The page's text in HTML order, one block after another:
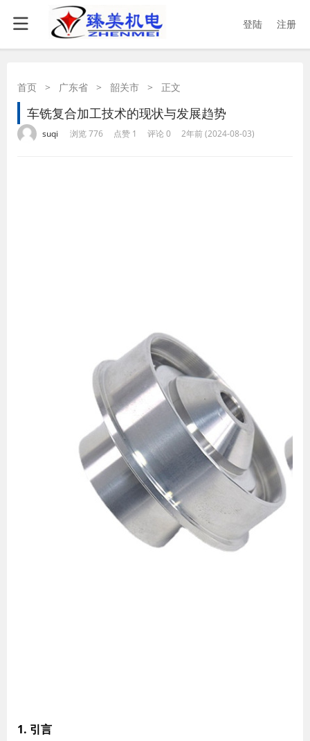
登陆 注册
首页 > 广东省 > 韶关市 > 正文
车铣复合加工技术的现状与发展趋势
suqi 浏览 776 点赞 1 评论 0 2年前 (2024-08-03)
1. 引言